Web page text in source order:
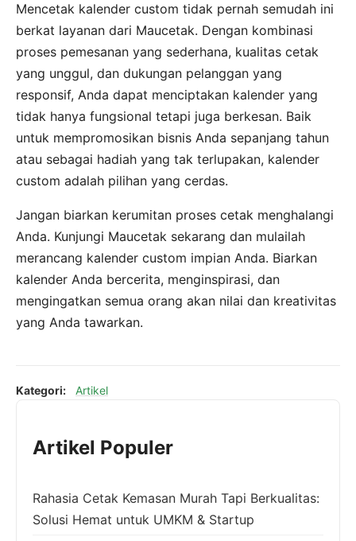
Mencetak kalender custom tidak pernah semudah ini
berkat layanan dari Maucetak. Dengan kombinasi
proses pemesanan yang sederhana, kualitas cetak
yang unggul, dan dukungan pelanggan yang
responsif, Anda dapat menciptakan kalender yang
tidak hanya fungsional tetapi juga berkesan. Baik
untuk mempromosikan bisnis Anda sepanjang tahun
atau sebagai hadiah yang tak terlupakan, kalender
custom adalah pilihan yang cerdas.
Jangan biarkan kerumitan proses cetak menghalangi
Anda. Kunjungi Maucetak sekarang dan mulailah
merancang kalender custom impian Anda. Biarkan
kalender Anda bercerita, menginspirasi, dan
mengingatkan semua orang akan nilai dan kreativitas
yang Anda tawarkan.
Kategori: Artikel
Artikel Populer
Rahasia Cetak Kemasan Murah Tapi Berkualitas:
Solusi Hemat untuk UMKM & Startup